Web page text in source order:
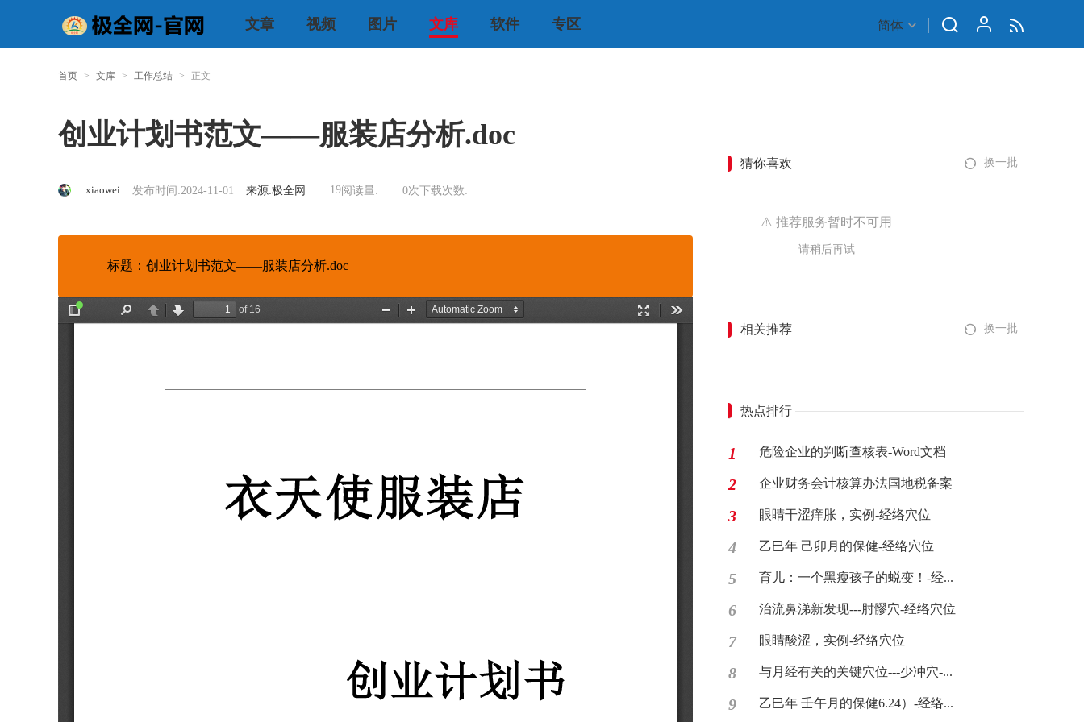
文章 视频 图片 文库 软件 专区 简体
首页 > 文库 > 工作总结 > 正文
创业计划书范文——服装店分析.doc
xiaowei 发布时间:2024-11-01 来源:极全网 阅读量:
19 下载次数:
0次
标题：创业计划书范文——服装店分析.doc
猜你喜欢 换一批
⚠️ 推荐服务暂时不可用
请稍后再试
相关推荐 换一批
热点排行
1 危险企业的判断查核表-Word文档
2 企业财务会计核算办法国地税备案
3 眼睛干涩痒胀，实例-经络穴位
4 乙巳年 己卯月的保健-经络穴位
5 育儿：一个黑瘦孩子的蜕变！-经...
6 治流鼻涕新发现---肘髎穴-经络穴位
7 眼睛酸涩，实例-经络穴位
8 与月经有关的关键穴位---少冲穴-...
9 乙巳年 壬午月的保健6.24）-经络...